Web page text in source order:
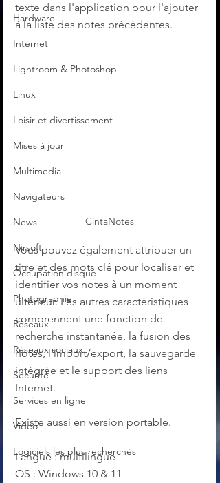
Hardware
Internet
Lightroom & Photoshop
Linux
Loisir et divertissement
Mises à jour
Multimedia
Navigateurs
News
Nirsoft
Occupation disque
Photographie
Réseaux
Réseaux sociaux
Sécurité
Services en ligne
Video
Logiciels les plus recherchés
texte dans l'application pour l'ajouter
à la liste des notes précédentes.
CintaNotes
Vous pouvez également attribuer un
titre et des mots clé pour localiser et
identifier vos notes à un moment
ultérieur. Les autres caractéristiques
comprennent une fonction de
recherche instantanée, la fusion des
notes, l'import/export, la sauvegarde
intégrée et le support des liens
Internet.
Existe aussi en version portable.
Langue : multilingue
OS : Windows 10 & 11